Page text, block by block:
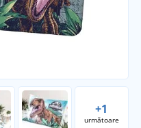
+1
următoare